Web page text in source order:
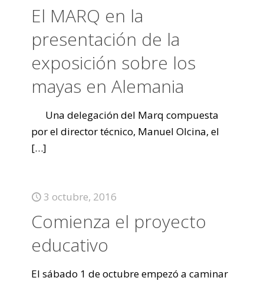
El MARQ en la
presentación de la
exposición sobre los
mayas en Alemania
Una delegación del Marq compuesta
por el director técnico, Manuel Olcina, el
[…]
3 octubre, 2016
Comienza el proyecto
educativo
El sábado 1 de octubre empezó a caminar